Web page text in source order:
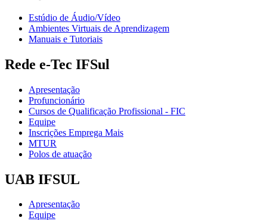
Estúdio de Áudio/Vídeo
Ambientes Virtuais de Aprendizagem
Manuais e Tutoriais
Rede e-Tec IFSul
Apresentação
Profuncionário
Cursos de Qualificação Profissional - FIC
Equipe
Inscrições Emprega Mais
MTUR
Polos de atuação
UAB IFSUL
Apresentação
Equipe